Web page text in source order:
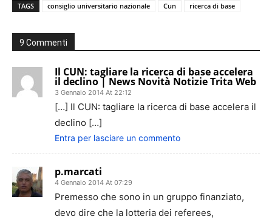
TAGS consiglio universitario nazionale Cun ricerca di base
9 Commenti
Il CUN: tagliare la ricerca di base accelera
il declino | News Novità Notizie Trita Web
3 Gennaio 2014 At 22:12
[…] Il CUN: tagliare la ricerca di base accelera il
declino […]
Entra per lasciare un commento
p.marcati
4 Gennaio 2014 At 07:29
Premesso che sono in un gruppo finanziato,
devo dire che la lotteria dei referees,